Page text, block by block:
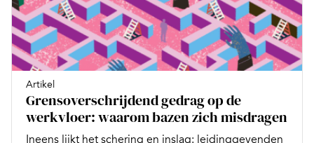
Artikel
Grensoverschrijdend gedrag op de
werkvloer: waarom bazen zich misdragen
Ineens lijkt het schering en inslag: leidinggevenden